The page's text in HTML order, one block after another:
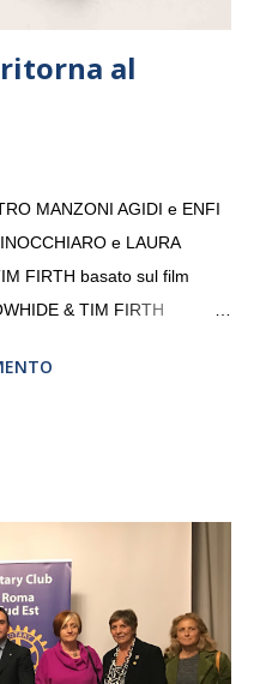
ritorna al
MANZONI AGIDI e ENFI
e LAURA
FIRTH basato sul film
& TIM FIRTH